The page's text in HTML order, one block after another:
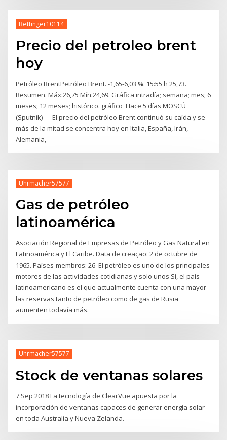
Bettinger10114
Precio del petroleo brent
hoy
Petróleo BrentPetróleo Brent. -1,65-6,03 %. 15:55 h 25,73.
Resumen. Máx:26,75 Mín:24,69. Gráfica intradía; semana; mes; 6
meses; 12 meses; histórico. gráfico Hace 5 días MOSCÚ
(Sputnik) — El precio del petróleo Brent continuó su caída y se
más de la mitad se concentra hoy en Italia, España, Irán,
Alemania,
Uhrmacher57577
Gas de petróleo
latinoamérica
Asociación Regional de Empresas de Petróleo y Gas Natural en
Latinoamérica y El Caribe. Data de creação: 2 de octubre de
1965. Países-membros: 26 El petróleo es uno de los principales
motores de las actividades cotidianas y solo unos Sí, el país
latinoamericano es el que actualmente cuenta con una mayor
las reservas tanto de petróleo como de gas de Rusia
aumenten todavía más.
Uhrmacher57577
Stock de ventanas solares
7 Sep 2018 La tecnología de ClearVue apuesta por la
incorporación de ventanas capaces de generar energía solar
en toda Australia y Nueva Zelanda.